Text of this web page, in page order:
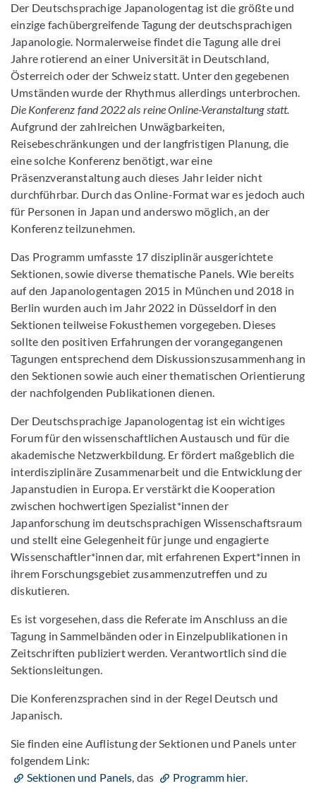
Der Deutschsprachige Japanologentag ist die größte und
einzige fachübergreifende Tagung der deutschsprachigen
Japanologie. Normalerweise findet die Tagung alle drei
Jahre rotierend an einer Universität in Deutschland,
Österreich oder der Schweiz statt. Unter den gegebenen
Umständen wurde der Rhythmus allerdings unterbrochen.
Die Konferenz fand 2022 als reine Online-Veranstaltung statt.
Aufgrund der zahlreichen Unwägbarkeiten,
Reisebeschränkungen und der langfristigen Planung, die
eine solche Konferenz benötigt, war eine
Präsenzveranstaltung auch dieses Jahr leider nicht
durchführbar. Durch das Online-Format war es jedoch auch
für Personen in Japan und anderswo möglich, an der
Konferenz teilzunehmen.
Das Programm umfasste 17 disziplinär ausgerichtete
Sektionen, sowie diverse thematische Panels. Wie bereits
auf den Japanologentagen 2015 in München und 2018 in
Berlin wurden auch im Jahr 2022 in Düsseldorf in den
Sektionen teilweise Fokusthemen vorgegeben. Dieses
sollte den positiven Erfahrungen der vorangegangenen
Tagungen entsprechend dem Diskussionszusammenhang in
den Sektionen sowie auch einer thematischen Orientierung
der nachfolgenden Publikationen dienen.
Der Deutschsprachige Japanologentag ist ein wichtiges
Forum für den wissenschaftlichen Austausch und für die
akademische Netzwerkbildung. Er fördert maßgeblich die
interdisziplinäre Zusammenarbeit und die Entwicklung der
Japanstudien in Europa. Er verstärkt die Kooperation
zwischen hochwertigen Spezialist*innen der
Japanforschung im deutschsprachigen Wissenschaftsraum
und stellt eine Gelegenheit für junge und engagierte
Wissenschaftler*innen dar, mit erfahrenen Expert*innen in
ihrem Forschungsgebiet zusammenzutreffen und zu
diskutieren.
Es ist vorgesehen, dass die Referate im Anschluss an die
Tagung in Sammelbänden oder in Einzelpublikationen in
Zeitschriften publiziert werden. Verantwortlich sind die
Sektionsleitungen.
Die Konferenzsprachen sind in der Regel Deutsch und
Japanisch.
Sie finden eine Auflistung der Sektionen und Panels unter
folgendem Link:
Sektionen und Panels, das Programm hier.